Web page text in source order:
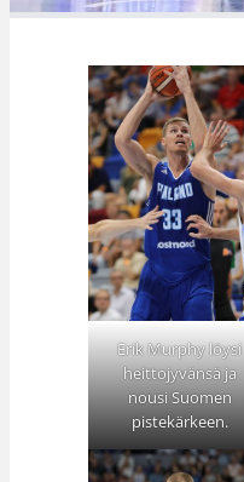
Erik Murphy löysi
heittojyvänsä ja
nousi Suomen
pistekärkeen.